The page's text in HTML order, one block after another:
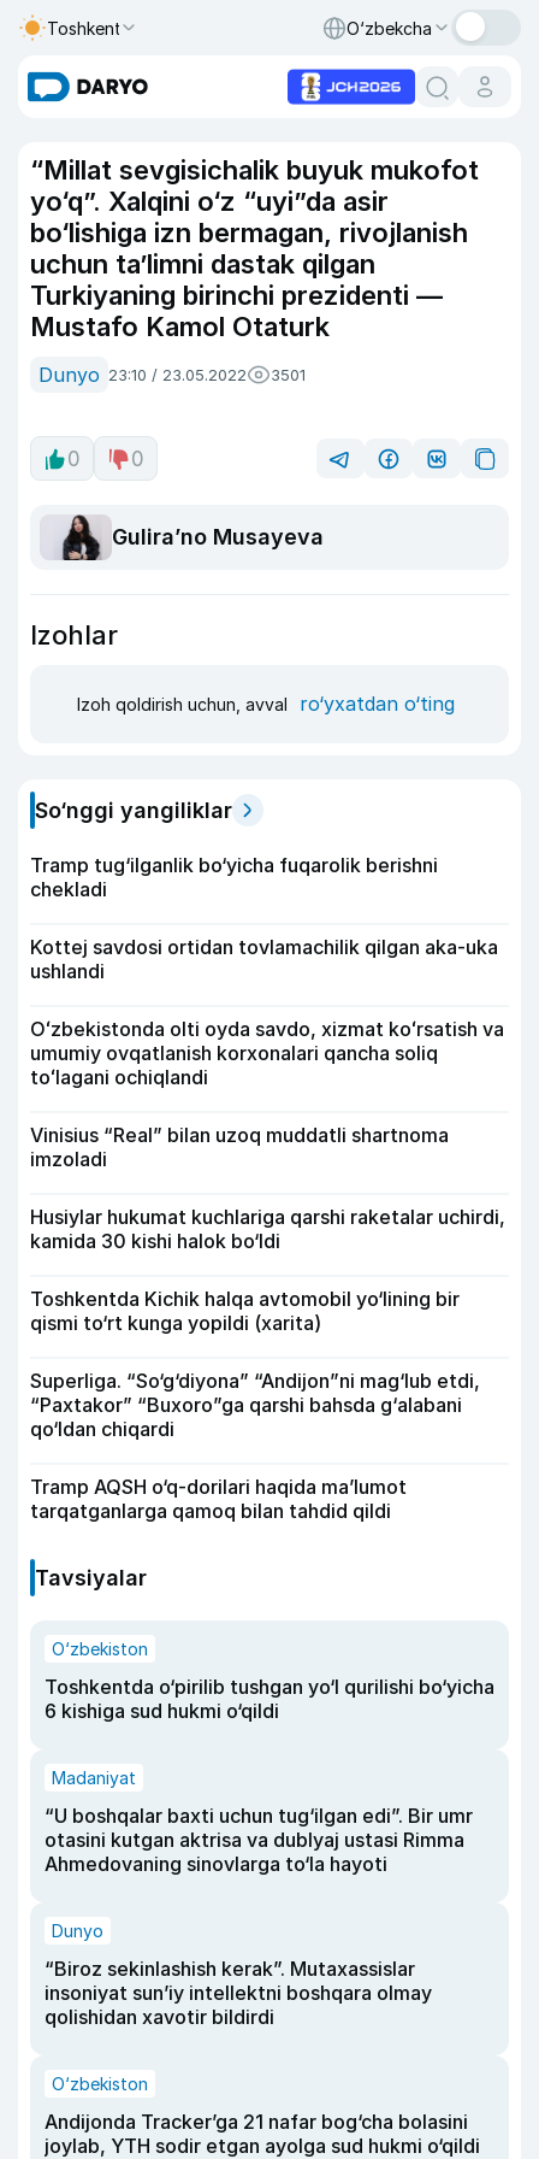
Toshkent O‘zbekcha
“Millat sevgisichalik buyuk mukofot
yo‘q”. Xalqini o‘z “uyi”da asir
bo‘lishiga izn bermagan, rivojlanish
uchun ta’limni dastak qilgan
Turkiyaning birinchi prezidenti —
Mustafo Kamol Otaturk
Dunyo 23:10 / 23.05.2022 3501
0 0
Guliraʼno Musayeva
Izohlar
Izoh qoldirish uchun, avval ro‘yxatdan o‘ting
So‘nggi yangiliklar
Tramp tug‘ilganlik bo‘yicha fuqarolik berishni
chekladi
Kottej savdosi ortidan tovlamachilik qilgan aka-uka
ushlandi
Oʻzbekistonda olti oyda savdo, xizmat koʻrsatish va
umumiy ovqatlanish korxonalari qancha soliq
toʻlagani ochiqlandi
Vinisius “Real” bilan uzoq muddatli shartnoma
imzoladi
Husiylar hukumat kuchlariga qarshi raketalar uchirdi,
kamida 30 kishi halok bo‘ldi
Toshkentda Kichik halqa avtomobil yo‘lining bir
qismi to‘rt kunga yopildi (xarita)
Superliga. “So‘g‘diyona” “Andijon”ni mag‘lub etdi,
“Paxtakor” “Buxoro”ga qarshi bahsda g‘alabani
qo‘ldan chiqardi
Tramp AQSH o‘q-dorilari haqida ma’lumot
tarqatganlarga qamoq bilan tahdid qildi
Tavsiyalar
O‘zbekiston
Toshkentda o‘pirilib tushgan yo‘l qurilishi bo‘yicha
6 kishiga sud hukmi o‘qildi
Madaniyat
“U boshqalar baxti uchun tug‘ilgan edi”. Bir umr
otasini kutgan aktrisa va dublyaj ustasi Rimma
Ahmedovaning sinovlarga to‘la hayoti
Dunyo
“Biroz sekinlashish kerak”. Mutaxassislar
insoniyat sun’iy intellektni boshqara olmay
qolishidan xavotir bildirdi
O‘zbekiston
Andijonda Tracker’ga 21 nafar bog‘cha bolasini
joylab, YTH sodir etgan ayolga sud hukmi o‘qildi